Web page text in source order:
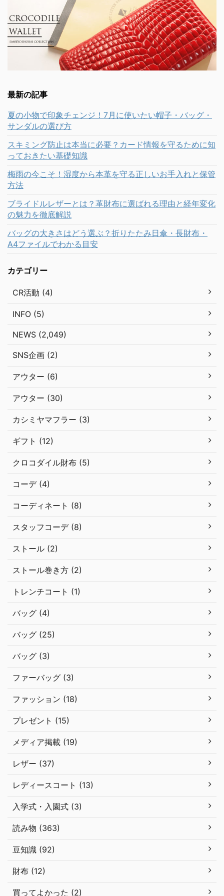
最新の記事
夏の小物で印象チェンジ！7月に使いたい帽子・バッグ・
サンダルの選び方
スキミング防止は本当に必要？カード情報を守るために知
っておきたい基礎知識
梅雨の今こそ！湿度から本革を守る正しいお手入れと保管
方法
ブライドルレザーとは？革財布に選ばれる理由と経年変化
の魅力を徹底解説
バッグの大きさはどう選ぶ？折りたたみ日傘・長財布・
A4ファイルでわかる目安
カテゴリー
CR活動 (4)
INFO (5)
NEWS (2,049)
SNS企画 (2)
アウター (6)
アウター (30)
カシミヤマフラー (3)
ギフト (12)
クロコダイル財布 (5)
コーデ (4)
コーディネート (8)
スタッフコーデ (8)
ストール (2)
ストール巻き方 (2)
トレンチコート (1)
バッグ (4)
バッグ (25)
バッグ (3)
ファーバッグ (3)
ファッション (18)
プレゼント (15)
メディア掲載 (19)
レザー (37)
レディースコート (13)
入学式・入園式 (3)
読み物 (363)
豆知識 (92)
財布 (12)
買ってよかった (2)